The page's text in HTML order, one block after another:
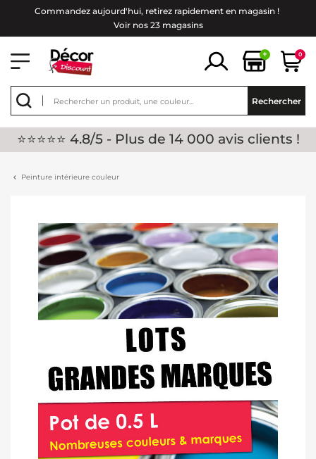
Commandez aujourd'hui, retirez rapidement en magasin !
Voir nos 23 magasins
+ 0
Rechercher
⭐⭐⭐⭐⭐ 4.8/5 - Plus de 14 000 avis clients !
Peinture intérieure couleur